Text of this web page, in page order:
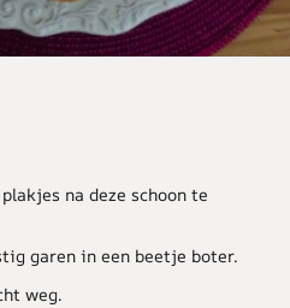
na deze schoon te
garen in een beetje boter.
weg.